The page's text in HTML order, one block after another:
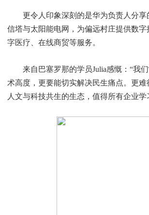
更令人印象深刻的是华为负责人分
信塔与太阳能电网，为偏远村庄提供数
字医疗、在线商贸等服务。
来自巴塞罗那的学员Julia感慨：“我
术高度，更要能切实解决民生痛点。更
人文与科技共生的生态，值得所有企业学